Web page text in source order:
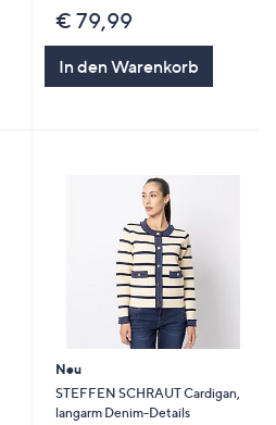
€ 79,99
In den Warenkorb
Neu
STEFFEN SCHRAUT Cardigan,
langarm Denim-Details